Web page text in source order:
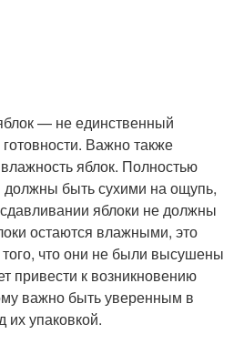
— не единственный
Важно также
яблок. Полностью
быть сухими на ощупь,
яблоки не должны
остаются влажными, это
что они не были высушены
привести к возникновению
важно быть уверенным в
их упаковкой.